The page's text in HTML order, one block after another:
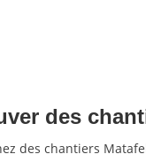
des
des chantiers